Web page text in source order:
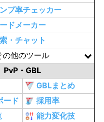
プ率チェッカー
ドメーカー
・チャット
の他のツール
PvP・GBL
GBLまとめ
ード
採用率
能力変化技